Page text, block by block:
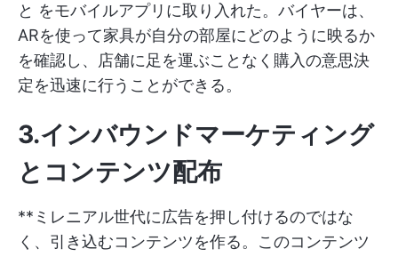
と をモバイルアプリに取り入れた。バイヤーは、
ARを使って家具が自分の部屋にどのように映るか
を確認し、店舗に足を運ぶことなく購入の意思決
定を迅速に行うことができる。
3.インバウンドマーケティング
とコンテンツ配布
**ミレニアル世代に広告を押し付けるのではな
く、引き込むコンテンツを作る。このコンテンツ